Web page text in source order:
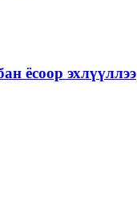
ёсоор эхлүүллээ